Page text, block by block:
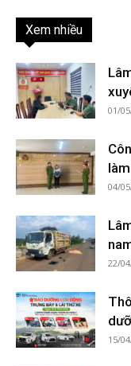
Xem nhiều
01/
04/
22/
15/